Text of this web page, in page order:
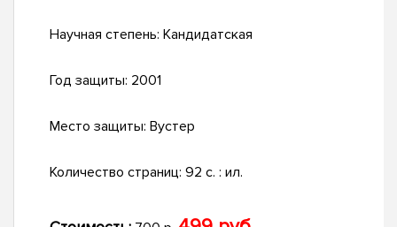
Научная степень: Кандидатская
Год защиты: 2001
Место защиты: Вустер
Количество страниц: 92 с. : ил.